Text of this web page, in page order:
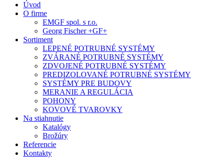
Úvod
O firme
EMGF spol. s r.o.
Georg Fischer +GF+
Sortiment
LEPENÉ POTRUBNÉ SYSTÉMY
ZVÁRANÉ POTRUBNÉ SYSTÉMY
ZDVOJENÉ POTRUBNÉ SYSTÉMY
PREDIZOLOVANÉ POTRUBNÉ SYSTÉMY
SYSTÉMY PRE BUDOVY
MERANIE A REGULÁCIA
POHONY
KOVOVÉ TVAROVKY
Na stiahnutie
Katalógy
Brožúry
Referencie
Kontakty